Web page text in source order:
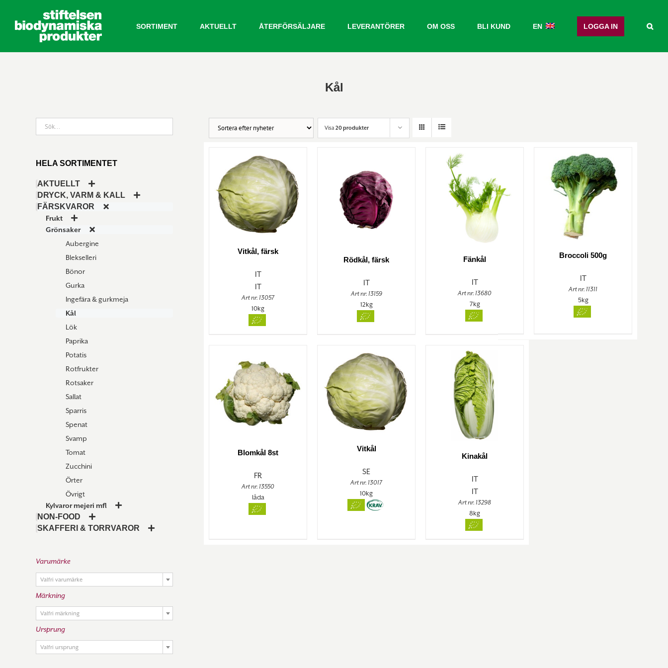
innehållet
SORTIMENT AKTUELLT ÅTERFÖRSÄLJARE LEVERANTÖRER OM OSS BLI KUND EN LOGGA IN
Kål
Visa 20 produkter
Vitkål, färsk
IT
IT
Art nr. 13057
10kg
Rödkål, färsk
IT
Art nr. 13159
12kg
Fänkål
IT
Art nr. 13680
7kg
Broccoli 500g
IT
Art nr. 11311
5kg
Blomkål 8st
FR
Art nr. 13550
låda
Vitkål
SE
Art nr. 13017
10kg
Kinakål
IT
IT
Art nr. 13298
8kg
HELA SORTIMENTET
AKTUELLT
DRYCK, VARM & KALL
FÄRSKVAROR
Frukt
Grönsaker
Aubergine
Blekselleri
Bönor
Gurka
Ingefära & gurkmeja
Kål
Lök
Paprika
Potatis
Rotfrukter
Rotsaker
Sallat
Sparris
Spenat
Svamp
Tomat
Zucchini
Örter
Övrigt
Kylvaror mejeri mfl
NON-FOOD
SKAFFERI & TORRVAROR
Varumärke
Valfri varumärke
Märkning
Valfri märkning
Ursprung
Valfri ursprung